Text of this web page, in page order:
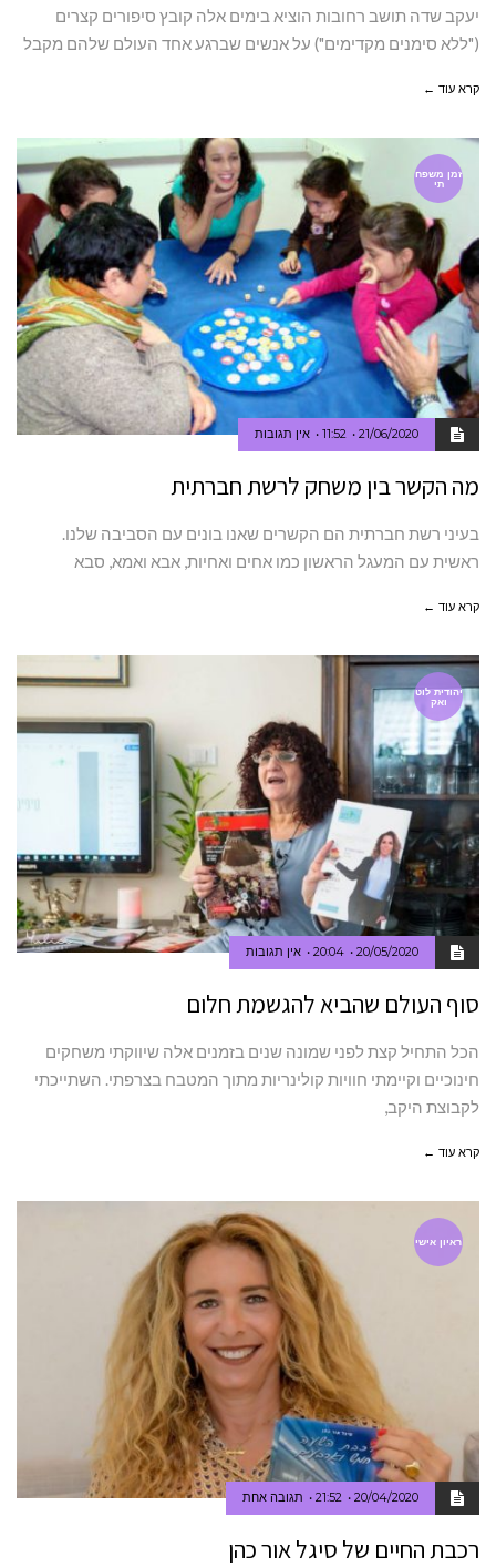
יעקב שדה תושב רחובות הוציא בימים אלה קובץ סיפורים קצרים
("ללא סימנים מקדימים") על אנשים שברגע אחד העולם שלהם מקבל
קרא עוד ←
זמן משפח
תי
21/06/2020
11:52 אין תגובות
מה הקשר בין משחק לרשת חברתית
בעיני רשת חברתית הם הקשרים שאנו בונים עם הסביבה שלנו.
ראשית עם המעגל הראשון כמו אחים ואחיות, אבא ואמא, סבא
קרא עוד ←
יהודית לוט
ואק
20/05/2020
20:04 אין תגובות
סוף העולם שהביא להגשמת חלום
הכל התחיל קצת לפני שמונה שנים בזמנים אלה שיווקתי משחקים
חינוכיים וקיימתי חוויות קולינריות מתוך המטבח בצרפתי. השתייכתי
לקבוצת היקב,
קרא עוד ←
ראיון אישי
20/04/2020
21:52 תגובה אחת
רכבת החיים של סיגל אור כהן